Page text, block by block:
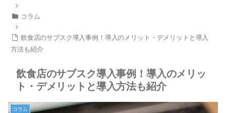
コラム
飲食店のサブスク導入事例！導入のメリット・デメリットと導入
方法も紹介
飲食店のサブスク導入事例！導入のメリッ
ト・デメリットと導入方法も紹介
コラム